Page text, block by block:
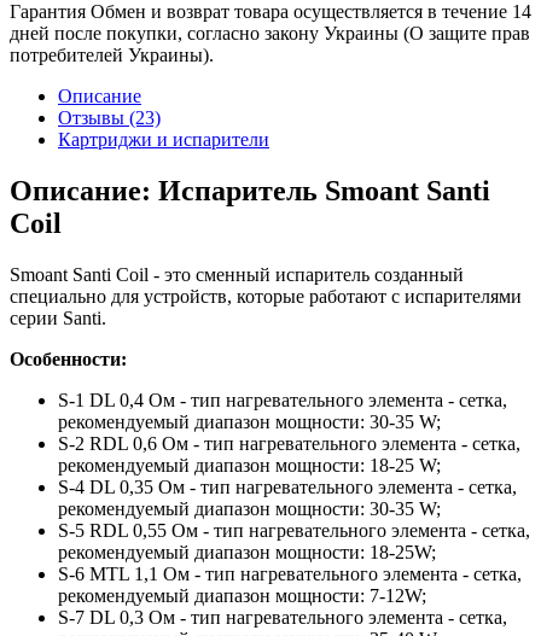
Гарантия Обмен и возврат товара осуществляется в течение 14
дней после покупки, согласно закону Украины (О защите прав
потребителей Украины).
Описание
Отзывы (23)
Картриджи и испарители
Описание: Испаритель Smoant Santi
Coil
Smoant Santi Coil - это сменный испаритель созданный
специально для устройств, которые работают с испарителями
серии Santi.
Особенности:
S-1 DL 0,4 Ом - тип нагревательного элемента - сетка,
рекомендуемый диапазон мощности: 30-35 W;
S-2 RDL 0,6 Ом - тип нагревательного элемента - сетка,
рекомендуемый диапазон мощности: 18-25 W;
S-4 DL 0,35 Ом - тип нагревательного элемента - сетка,
рекомендуемый диапазон мощности: 30-35 W;
S-5 RDL 0,55 Ом - тип нагревательного элемента - сетка,
рекомендуемый диапазон мощности: 18-25W;
S-6 MTL 1,1 Ом - тип нагревательного элемента - сетка,
рекомендуемый диапазон мощности: 7-12W;
S-7 DL 0,3 Ом - тип нагревательного элемента - сетка,